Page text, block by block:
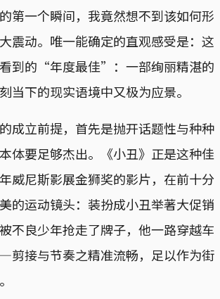
第一个瞬间，我竟然想不到该如何形
震动。唯一能确定的直观感受是：这
到的“年度最佳”：一部绚丽精湛的
当下的现实语境中又极为应景。
成立前提，首先是抛开话题性与种种
体要足够杰出。《小丑》正是这种佳
威尼斯影展金狮奖的影片，在前十分
的运动镜头：装扮成小丑举著大促销
不良少年抢走了牌子，他一路穿越车
接与节奏之精准流畅，足以作为街